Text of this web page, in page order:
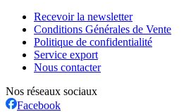
Recevoir la newsletter
Conditions Générales de Vente
Politique de confidentialité
Service export
Nous contacter
Nos réseaux sociaux
Facebook